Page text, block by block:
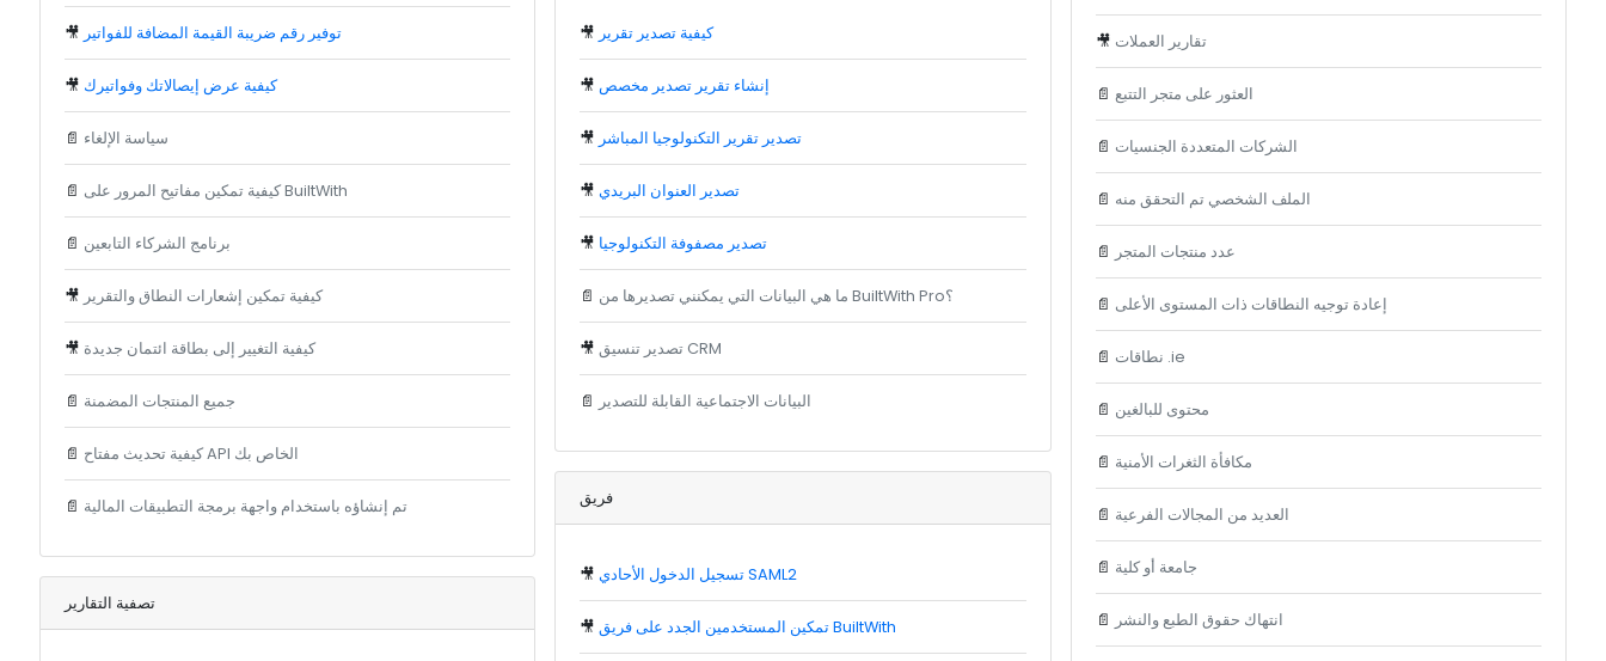
🎥 توفير رقم ضريبة القيمة المضافة للفواتير
🎥 كيفية عرض إيصالاتك وفواتيرك
📄 سياسة الإلغاء
📄 كيفية تمكين مفاتيح المرور على BuiltWith
📄 برنامج الشركاء التابعين
🎥 كيفية تمكين إشعارات النطاق والتقرير
🎥 كيفية التغيير إلى بطاقة ائتمان جديدة
📄 جميع المنتجات المضمنة
📄 كيفية تحديث مفتاح API الخاص بك
📄 تم إنشاؤه باستخدام واجهة برمجة التطبيقات المالية
تصفية التقارير
🎥 كيفية تصدير تقرير
🎥 إنشاء تقرير تصدير مخصص
🎥 تصدير تقرير التكنولوجيا المباشر
🎥تصدير العنوان البريدي
🎥 تصدير مصفوفة التكنولوجيا
📄 ما هي البيانات التي يمكنني تصديرها من BuiltWith Pro؟
🎥 تصدير تنسيق CRM
📄 البيانات الاجتماعية القابلة للتصدير
فريق
🎥 تسجيل الدخول الأحادي SAML2
🎥 تمكين المستخدمين الجدد على فريق BuiltWith
🎥 تقارير العملات
📄 العثور على متجر التتبع
📄 الشركات المتعددة الجنسيات
📄 الملف الشخصي تم التحقق منه
📄 عدد منتجات المتجر
📄 إعادة توجيه النطاقات ذات المستوى الأعلى
📄 نطاقات .ie
📄 محتوى للبالغين
📄 مكافأة الثغرات الأمنية
📄 العديد من المجالات الفرعية
📄 جامعة أو كلية
📄 انتهاك حقوق الطبع والنشر